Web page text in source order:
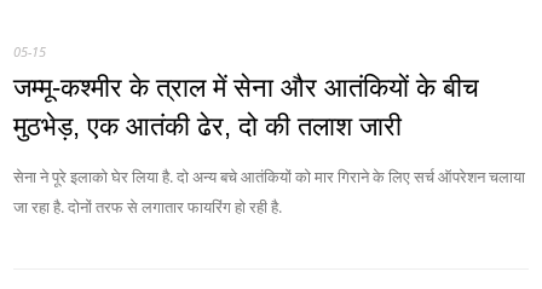
05-15
जम्मू-कश्मीर के त्राल में सेना और आतंकियों के बीच
मुठभेड़, एक आतंकी ढेर, दो की तलाश जारी
सेना ने पूरे इलाको घेर लिया है. दो अन्य बचे आतंकियों को मार गिराने के लिए सर्च ऑपरेशन चलाया
जा रहा है. दोनों तरफ से लगातार फायरिंग हो रही है.